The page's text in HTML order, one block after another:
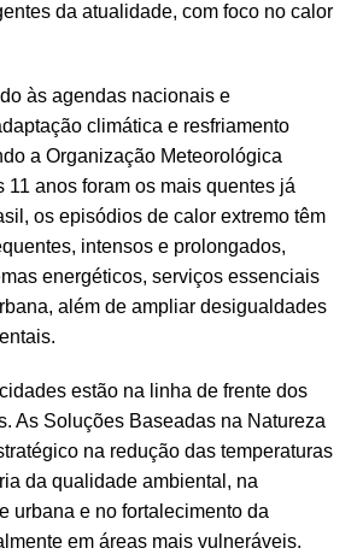
da atualidade, com foco no calor
às agendas nacionais e
climática e resfriamento
a Organização Meteorológica
11 anos foram os mais quentes já
os episódios de calor extremo têm
intensos e prolongados,
energéticos, serviços essenciais
além de ampliar desigualdades
estão na linha de frente dos
As Soluções Baseadas na Natureza
na redução das temperaturas
da qualidade ambiental, na
urbana e no fortalecimento da
em áreas mais vulneráveis.